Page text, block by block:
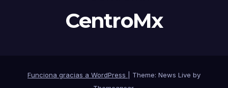
CentroMx
Funciona gracias a WordPress
Theme: News Live by